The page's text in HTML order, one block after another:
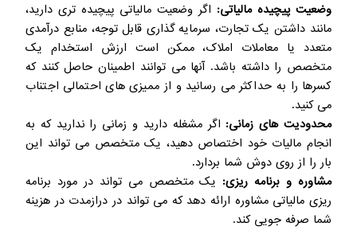
وضعیت پیچیده مالیاتی: اگر وضعیت مالیاتی پیچیده تری دارید،
مانند داشتن یک تجارت، سرمایه گذاری قابل توجه، منابع درآمدی
متعدد یا معاملات املاک، ممکن است ارزش استخدام یک
متخصص را داشته باشد. آنها می توانند اطمینان حاصل کنند که
کسرها را به حداکثر می رسانید و از ممیزی های احتمالی اجتناب
می کنید.
محدودیت های زمانی: اگر مشغله دارید و زمانی را ندارید که به
انجام مالیات خود اختصاص دهید، یک متخصص می تواند این
بار را از روی دوش شما بردارد.
مشاوره و برنامه ریزی: یک متخصص می تواند در مورد برنامه
ریزی مالیاتی مشاوره ارائه دهد که می تواند در درازمدت در هزینه
شما صرفه جویی کند.